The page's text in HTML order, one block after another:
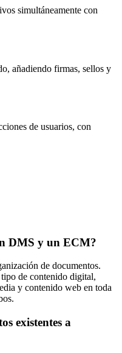
simultáneamente con
añadiendo firmas, sellos y
de usuarios, con
DMS y un ECM?
de documentos.
de contenido digital,
y contenido web en toda
existentes a